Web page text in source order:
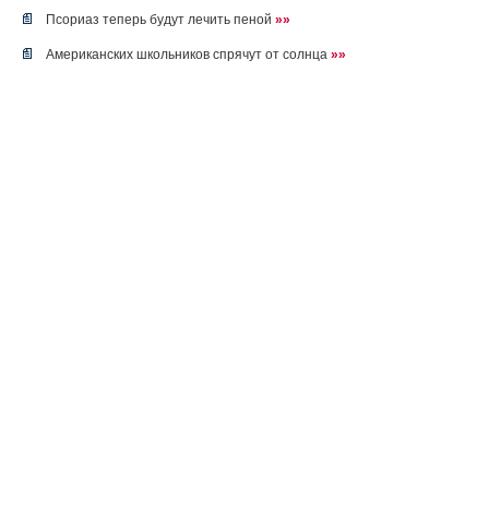
Псориаз теперь будут лечить пеной »»
Американских школьников спрячут от солнца »»